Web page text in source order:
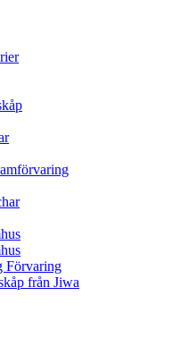
Förvaring
från Jiwa